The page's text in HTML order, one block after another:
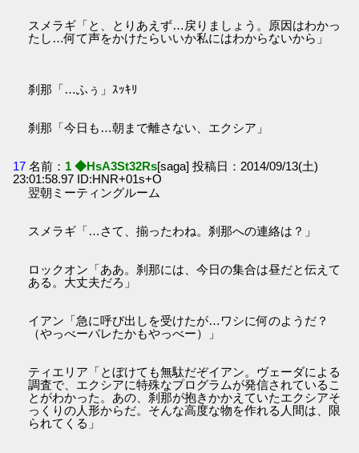
スメラギ「と、とりあえず…戻りましょう。原因はわかっ
たし…何て声をかけたらいいか私にはわからないから」
刹那「…ふぅ」ｽｯｷﾘ
刹那「今日も…朝まで離さない、エクシア」
17 名前： 1 ◆HsA3St32Rs[saga] 投稿日：2014/09/13(土)
23:01:58.97 ID:HNR+01s+O
翌朝ミーティングルーム
スメラギ「…さて、揃ったわね。刹那への連絡は？」
ロックオン「ああ。刹那には、今日の集合は昼だと伝えて
ある。大丈夫だろ」
イアン「急に呼び出しを受けたが…ワシに何のようだ？
（やっべーバレたかもやっべー）」
ティエリア「とぼけても無駄だぞイアン。ヴェーダによる
調査で、エクシアに特殊なプログラムが発信されているこ
とがわかった。あの、刹那が抱きかかえていたエクシアそ
っくりの人形からだ。そんな高度な物を作れる人間は、限
られてくる」